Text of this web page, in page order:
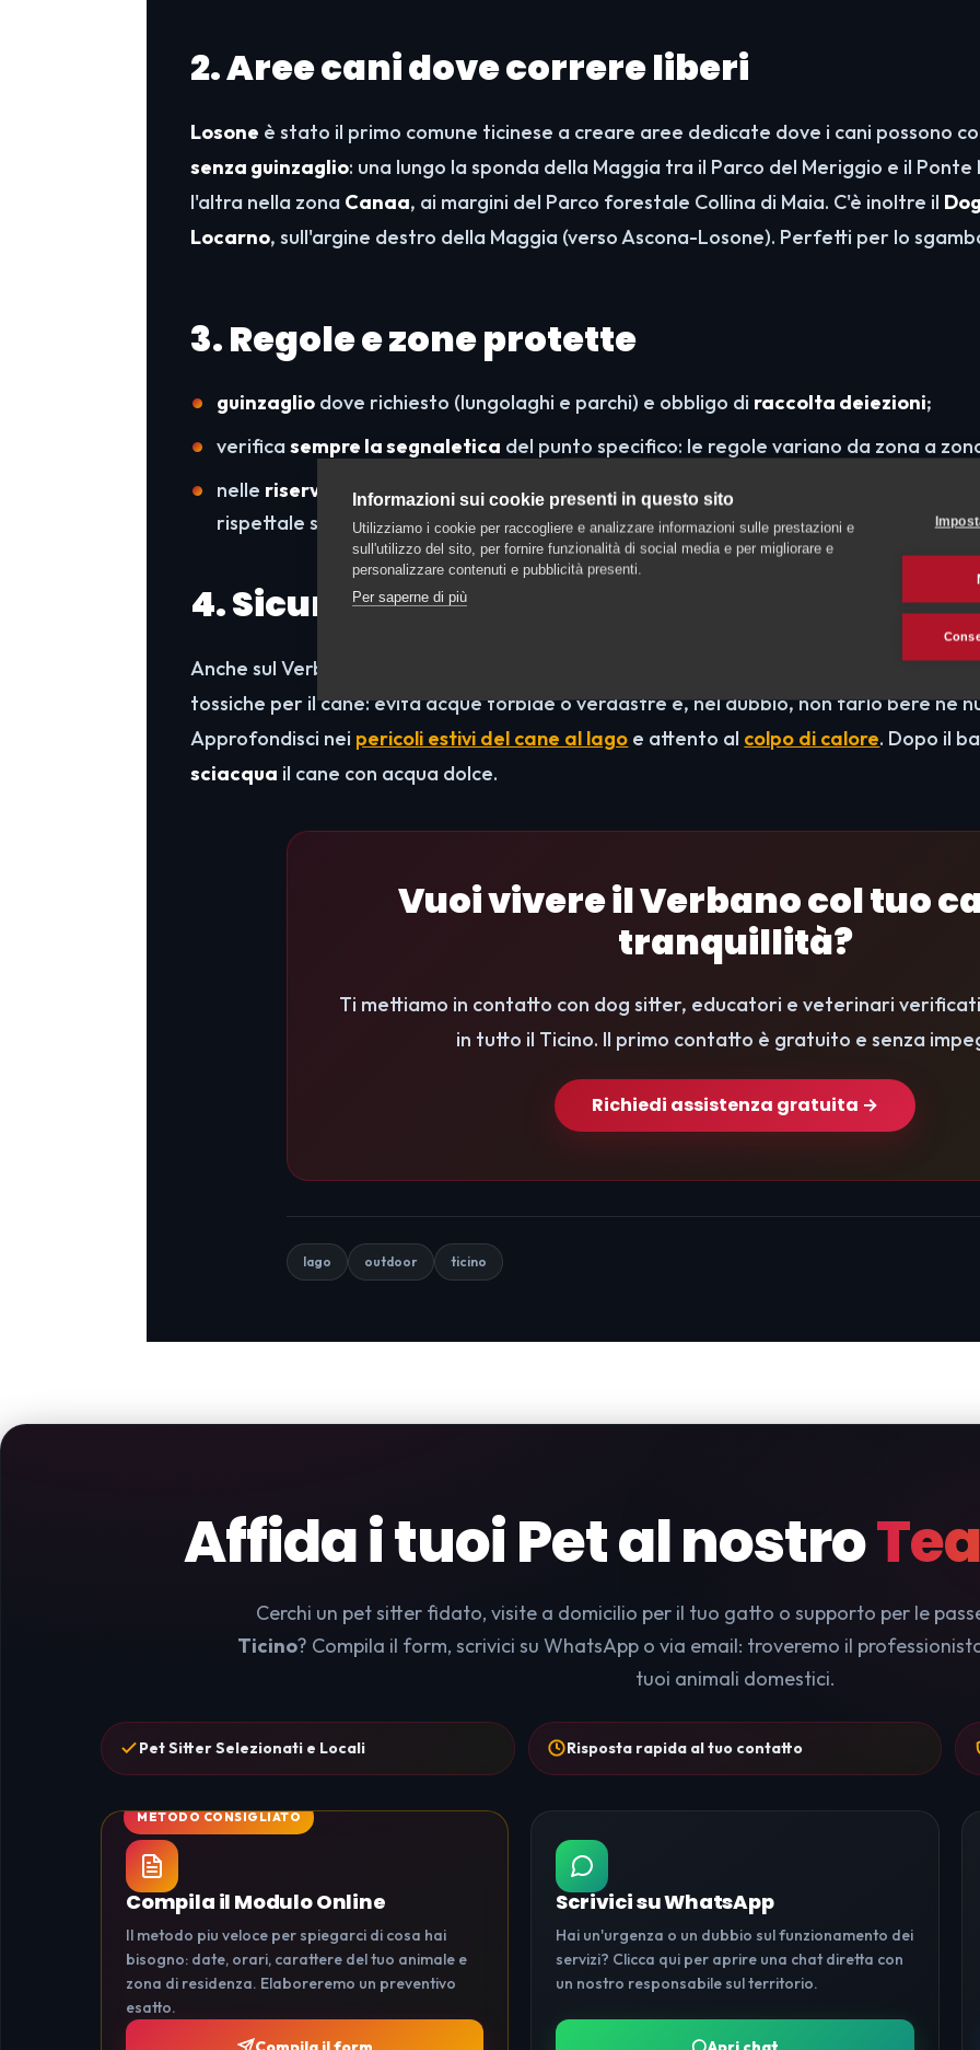
2. Aree cani dove correre liberi
Losone è stato il primo comune ticinese a creare aree dedicate dove i cani possono
senza guinzaglio: una lungo la sponda della Maggia tra il Parco del Meriggio e il Ponte
l'altra nella zona Canaa, ai margini del Parco forestale Collina di Maia. C'è inoltre il
Locarno, sull'argine destro della Maggia (verso Ascona-Losone). Perfetti per lo
3. Regole e zone protette
guinzaglio dove richiesto (lungolaghi e parchi) e obbligo di raccolta deiezioni;
verificasempre la segnaletica del punto specifico: le regole variano da zona a
nelle riserve naturali
(come le aree di foce e canneto) vigono restrizioni a tutela
rispettale scrupolosamente.
4. Sicurezza in acqua
Anche sul Verbano, col caldo, possono comparire fioriture di alghe blu-verdi
tossiche per il cane: evita acque torbide o verdastre e, nel dubbio, non farlo bere né
Approfondisci nei pericoli estivi del cane al lago e attento al colpo di calore. Dopo il
sciacqua il cane con acqua dolce.
Vuoi vivere il Verbano col tuo
tranquillità?
Ti mettiamo in contatto con dog sitter, educatori e veterinari
in tutto il Ticino. Il primo contatto è gratuito e senza
Richiedi assistenza gratuita →
lago outdoor ticino
Affida i tuoi Pet al nostro
Cerchi un pet sitter fidato, visite a domicilio per il tuo gatto o supporto per le
Ticino? Compila il form, scrivici su WhatsApp o via email: troveremo il
tuoi animali domestici.
Pet Sitter Selezionati e Locali Risposta rapida al tuo contatto
Compila il Modulo Online
Il metodo piu veloce per spiegarci di cosa hai
bisogno: date, orari, carattere del tuo animale e
zona di residenza. Elaboreremo un preventivo
esatto.
Scrivici su WhatsApp
Hai un'urgenza o un dubbio sul funzionamento dei
servizi? Clicca qui per aprire una chat diretta con
un nostro responsabile sul territorio.
Informazioni sui cookie presenti in questo sito
Utilizziamo i cookie per raccogliere e analizzare informazioni sulle prestazioni e
sull'utilizzo del sito, per fornire funzionalità di social media e per migliorare e
personalizzare contenuti e pubblicità presenti.
Per saperne di più